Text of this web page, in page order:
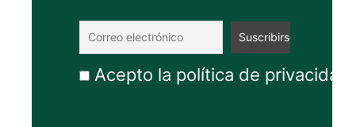
Acepto la política de privacidad